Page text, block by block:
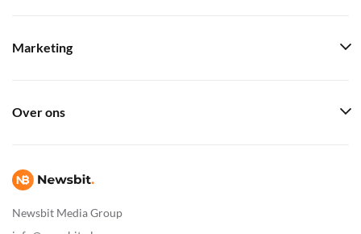
Newsbit Media Group
Marketing
Over ons